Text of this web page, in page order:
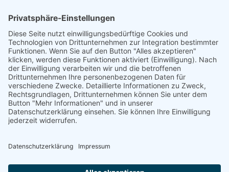
Vakhandelaar
SHP Vakkennis
SHP-downloads
Configurator
Selecteer de taal
DE
EN
PL